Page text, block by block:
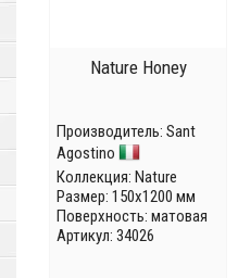
Nature Honey
Производитель: Sant
Agostino
Коллекция: Nature
Размер: 150x1200 мм
Поверхность: матовая
Артикул: 34026